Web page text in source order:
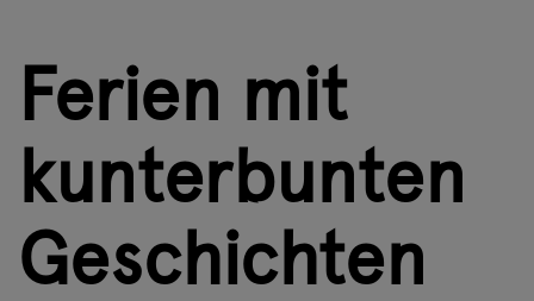
Ferien mit
kunterbunten
Geschichten